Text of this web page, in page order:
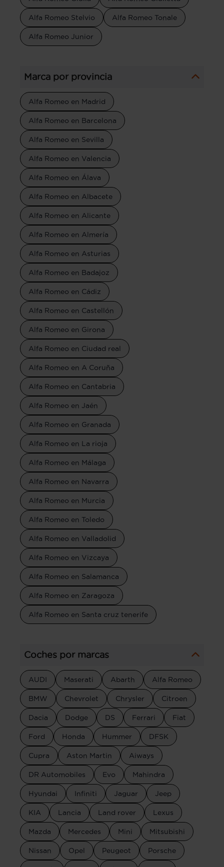
Alfa Romeo Stelvio Alfa Romeo Tonale
Alfa Romeo Junior
Marca por provincia
Alfa Romeo en Madrid
Alfa Romeo en Barcelona
Alfa Romeo en Sevilla
Alfa Romeo en Valencia
Alfa Romeo en Álava
Alfa Romeo en Albacete
Alfa Romeo en Alicante
Alfa Romeo en Almería
Alfa Romeo en Asturias
Alfa Romeo en Badajoz
Alfa Romeo en Cádiz
Alfa Romeo en Castellón
Alfa Romeo en Girona
Alfa Romeo en Ciudad real
Alfa Romeo en A Coruña
Alfa Romeo en Cantabria
Alfa Romeo en Jaén
Alfa Romeo en Granada
Alfa Romeo en La rioja
Alfa Romeo en Málaga
Alfa Romeo en Navarra
Alfa Romeo en Murcia
Alfa Romeo en Toledo
Alfa Romeo en Valladolid
Alfa Romeo en Vizcaya
Alfa Romeo en Salamanca
Alfa Romeo en Zaragoza
Alfa Romeo en Santa cruz tenerife
Coches por marcas
AUDI Maserati Abarth Alfa Romeo
BMW Chevrolet Chrysler Citroen
Dacia Dodge DS Ferrari Fiat
Ford Honda Hummer DFSK
Cupra Aston Martin Aiways
DR Automobiles Evo Mahindra
Hyundai Infiniti Jaguar Jeep
KIA Lancia Land rover Lexus
Mazda Mercedes Mini Mitsubishi
Nissan Opel Peugeot Porsche